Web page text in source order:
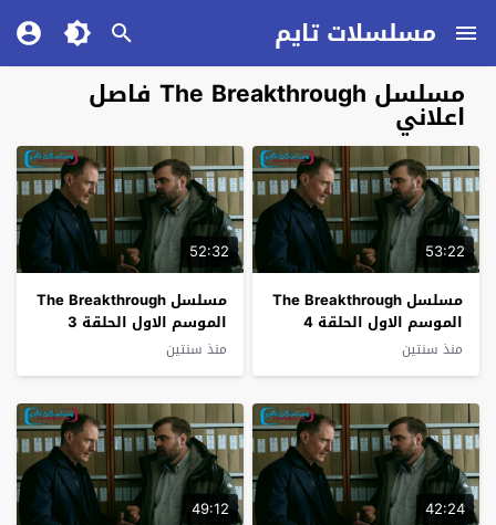
مسلسلات تايم
مسلسل The Breakthrough فاصل
اعلاني
53:22
مسلسل The Breakthrough
الموسم الاول الحلقة 4
فاصل اعلاني
منذ سنتين
52:32
مسلسل The Breakthrough
الموسم الاول الحلقة 3
فاصل اعلاني
منذ سنتين
42:24
49:12